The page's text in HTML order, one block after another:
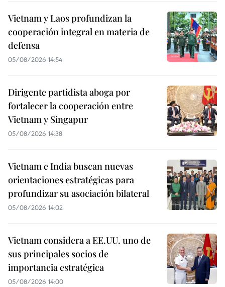
Vietnam y Laos profundizan la
cooperación integral en materia de
defensa
05/08/2026 14:54
Dirigente partidista aboga por
fortalecer la cooperación entre
Vietnam y Singapur
05/08/2026 14:38
Vietnam e India buscan nuevas
orientaciones estratégicas para
profundizar su asociación bilateral
05/08/2026 14:02
Vietnam considera a EE.UU. uno de
sus principales socios de
importancia estratégica
05/08/2026 14:00